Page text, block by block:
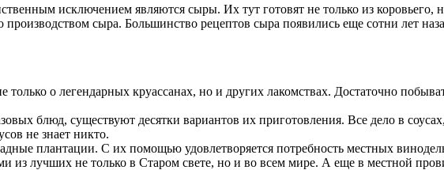
исключением являются сыры. Их тут готовят не только из коровьего,
сыра. Большинство рецептов сыра появились еще сотни лет
только о легендарных круассанах, но и других лакомствах. Достаточно
блюд, существуют десятки вариантов их приготовления. Все дело в
не знает никто.
плантации. С их помощью удовлетворяется потребность местных
из лучших не только в Старом свете, но и во всем мире. А еще в местной